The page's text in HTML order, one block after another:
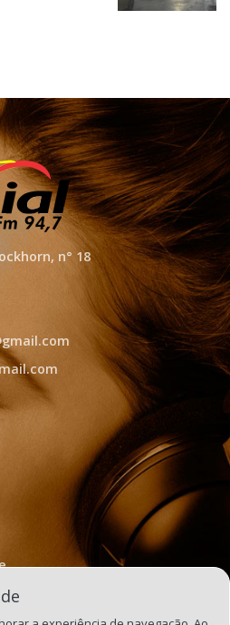
n° 18